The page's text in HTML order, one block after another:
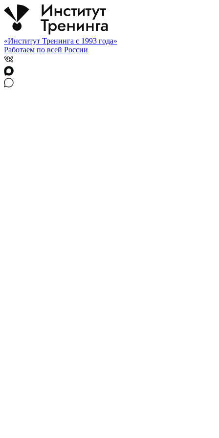
«Институт Тренинга с 1993 года»
Работаем по всей России